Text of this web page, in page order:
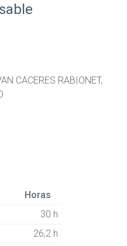
CACERES RABIONET,
Horas
30 h
26,2 h